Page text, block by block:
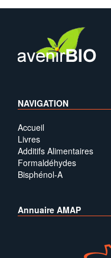
NAVIGATION
Accueil
Livres
Additifs Alimentaires
Formaldéhydes
Bisphénol-A
Annuaire AMAP